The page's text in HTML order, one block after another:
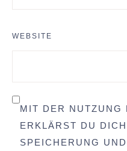
WEBSITE
MIT DER NUTZUNG
ERKLÄRST DU
SPEICHERUNG